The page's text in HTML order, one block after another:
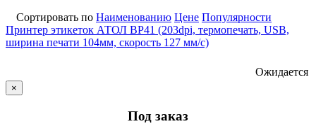
Сортировать по Наименованию Цене Популярности
Принтер этикеток АТОЛ BP41 (203dpi, термопечать, USB,
ширина печати 104мм, скорость 127 мм/с)
Ожидается
×
Под заказ